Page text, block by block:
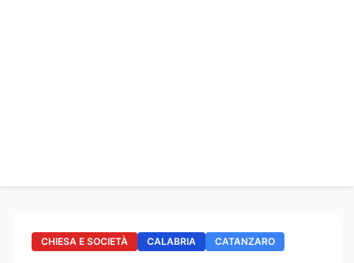
CHIESA E SOCIETÀ CALABRIA CATANZARO